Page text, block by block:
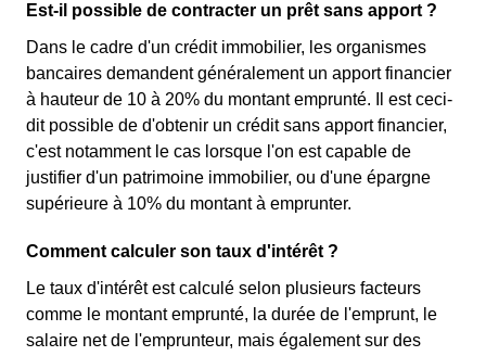
Est-il possible de contracter un prêt sans apport ?
Dans le cadre d'un crédit immobilier, les organismes
bancaires demandent généralement un apport financier
à hauteur de 10 à 20% du montant emprunté. Il est ceci-
dit possible de d'obtenir un crédit sans apport financier,
c'est notamment le cas lorsque l'on est capable de
justifier d'un patrimoine immobilier, ou d'une épargne
supérieure à 10% du montant à emprunter.
Comment calculer son taux d'intérêt ?
Le taux d'intérêt est calculé selon plusieurs facteurs
comme le montant emprunté, la durée de l'emprunt, le
salaire net de l'emprunteur, mais également sur des